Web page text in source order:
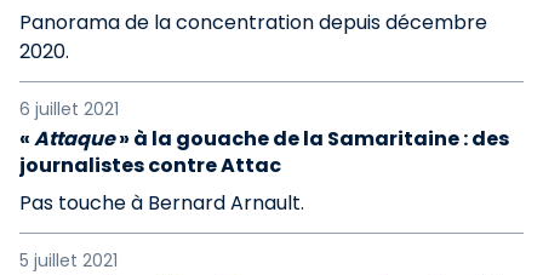
Panorama de la concentration depuis décembre
2020.
6 juillet 2021
«Attaque» à la gouache de la Samaritaine : des
journalistes contre Attac
Pas touche à Bernard Arnault.
5 juillet 2021